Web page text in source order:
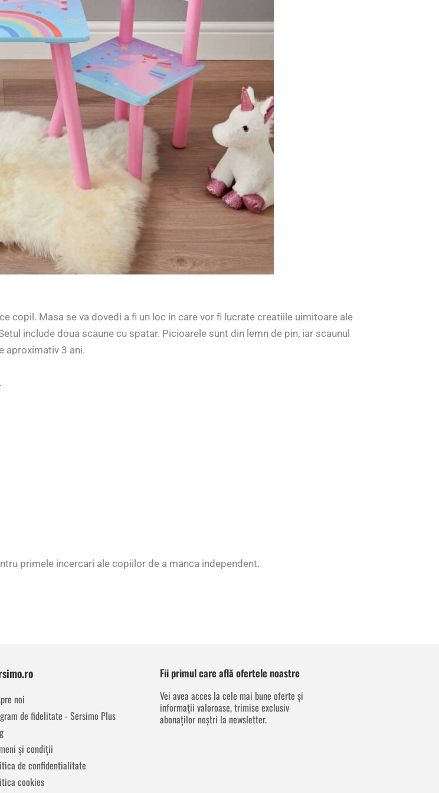
copil. Masa se va dovedi a fi un loc in care vor fi lucrate creatiile uimitoare ale
include doua scaune cu spatar. Picioarele sunt din lemn de pin, iar scaunul
aproximativ 3 ani.
primele incercari ale copiilor de a manca independent.
noi
de fidelitate - Sersimo Plus
și condiții
de confidentialitate
cookies
Fii primul care află ofertele noastre
Vei avea acces la cele mai bune oferte și
informații valoroase, trimise exclusiv
abonaților noștri la newsletter.